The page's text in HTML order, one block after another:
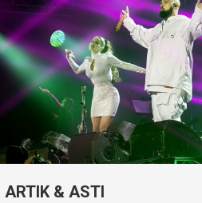
ARTIK & ASTI